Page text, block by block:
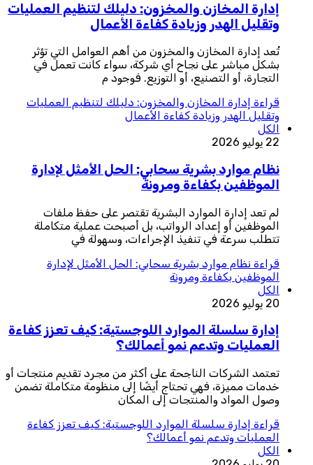
إدارة المخازن والمخزون: دليلك لتنظيم العمليات
وتقليل الهدر وزيادة كفاءة الأعمال
تُعد إدارة المخازن والمخزون من أهم العوامل التي تؤثر
بشكل مباشر على نجاح أي شركة، سواء كانت تعمل في
التجارة، أو التصنيع، أو التوزيع. فوجود م
قراءة إدارة المخازن والمخزون: دليلك لتنظيم العمليات
وتقليل الهدر وزيادة كفاءة الأعمال
الكل
22 يوليو 2026
نظام موارد بشرية سحابي: الحل الأمثل لإدارة
الموظفين بكفاءة ومرونة
لم تعد إدارة الموارد البشرية تقتصر على حفظ ملفات
الموظفين أو إعداد الرواتب، بل أصبحت عملية متكاملة
تتطلب سرعة في تنفيذ الإجراءات، وسهولة في
قراءة نظام موارد بشرية سحابي: الحل الأمثل لإدارة
الموظفين بكفاءة ومرونة
الكل
20 يوليو 2026
إدارة سلسلة الموارد اللوجستية: كيف تعزز كفاءة
العمليات وتدعم نمو أعمالك؟
تعتمد الشركات الناجحة على أكثر من مجرد تقديم منتجات أو
خدمات مميزة، فهي تحتاج أيضًا إلى منظومة متكاملة تضمن
وصول المواد والمنتجات إلى المكان
قراءة إدارة سلسلة الموارد اللوجستية: كيف تعزز كفاءة
العمليات وتدعم نمو أعمالك؟
الكل